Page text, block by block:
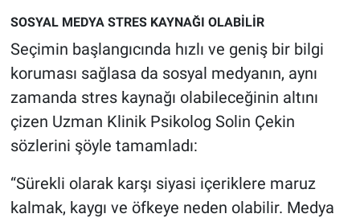
SOSYAL MEDYA STRES KAYNAĞI OLABİLİR
Seçimin başlangıcında hızlı ve geniş bir bilgi
koruması sağlasa da sosyal medyanın, aynı
zamanda stres kaynağı olabileceğinin altını
çizen Uzman Klinik Psikolog Solin Çekin
sözlerini şöyle tamamladı:
“Sürekli olarak karşı siyasi içeriklere maruz
kalmak, kaygı ve öfkeye neden olabilir. Medya